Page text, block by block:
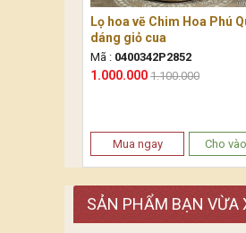
Lọ hoa vẽ Chim Hoa Phú
dáng giỏ cua
Mã : 0400342P2852
1.000.000 1.100.000
Mua ngay Cho
SẢN PHẨM BẠN VỪA